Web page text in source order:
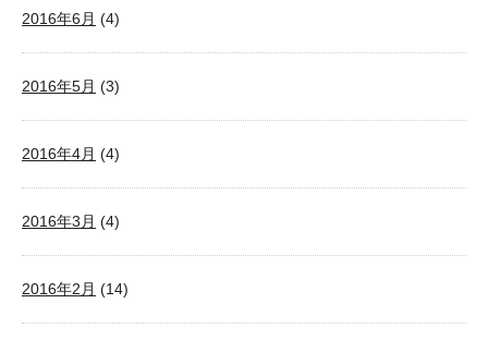
2016年6月 (4)
2016年5月 (3)
2016年4月 (4)
2016年3月 (4)
2016年2月 (14)